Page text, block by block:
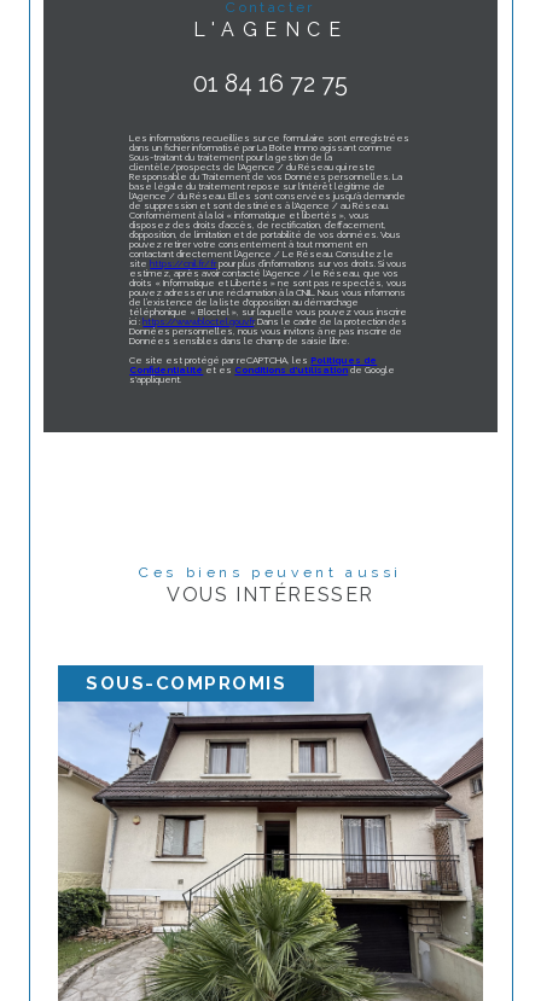
contacter
L'AGENCE
01 84 16 72 75
Les informations recueillies sur ce formulaire sont enregistrées
dans un fichier informatisé par La Boite Immo agissant comme
Sous-traitant du traitement pour la gestion de la
clientèle/prospects de l'Agence / du Réseau qui reste
Responsable du Traitement de vos Données personnelles. La
base légale du traitement repose sur l'intérêt légitime de
l'Agence / du Réseau. Elles sont conservées jusqu'à demande
de suppression et sont destinées à l'Agence / au Réseau.
Conformément à la loi « informatique et libertés », vous
disposez des droits d’accès, de rectification, d’effacement,
d’opposition, de limitation et de portabilité de vos données. Vous
pouvez retirer votre consentement à tout moment en
contactant directement l’Agence / Le Réseau. Consultez le
site https://cnil.fr/fr pour plus d’informations sur vos droits. Si vous
estimez, après avoir contacté l'Agence / le Réseau, que vos
droits « Informatique et Libertés » ne sont pas respectés, vous
pouvez adresser une réclamation à la CNIL. Nous vous informons
de l’existence de la liste d'opposition au démarchage
téléphonique « Bloctel », sur laquelle vous pouvez vous inscrire
ici : https://www.bloctel.gouv.fr. Dans le cadre de la protection des
Données personnelles, nous vous invitons à ne pas inscrire de
Données sensibles dans le champ de saisie libre.
Ce site est protégé par reCAPTCHA, les Politiques de
Confidentialité et es Conditions d'utilisation de Google
s'appliquent.
Ces biens peuvent aussi
VOUS INTÉRESSER
SOUS-COMPROMIS